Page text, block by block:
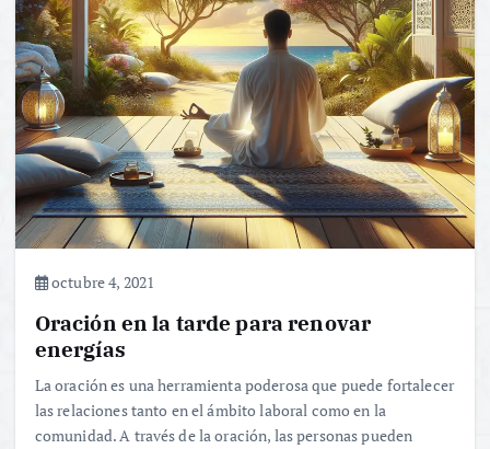
octubre 4, 2021
Oración en la tarde para renovar
energías
La oración es una herramienta poderosa que puede fortalecer
las relaciones tanto en el ámbito laboral como en la
comunidad. A través de la oración, las personas pueden